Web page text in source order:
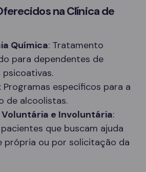
na Clínica de
Química: Tratamento
para dependentes de
: Programas específicos para a
de alcoolistas.
e Involuntária:
que buscam ajuda
própria ou por solicitação da